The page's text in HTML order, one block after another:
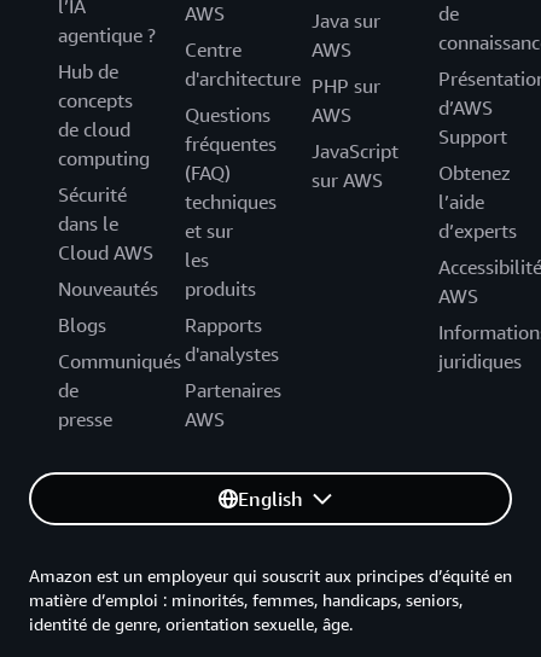
l’IA
agentique ?
Hub de
concepts
de cloud
computing
Sécurité
dans le
Cloud AWS
Nouveautés
Blogs
Communiqués
de
presse
AWS
Centre
d'architecture
Questions
fréquentes
(FAQ)
techniques
et sur
les
produits
Rapports
d'analystes
Partenaires
AWS
Java sur
AWS
PHP sur
AWS
JavaScript
sur AWS
de
d’AWS
Support
Obtenez
l’aide
d’experts
Accessibilité
AWS
juridiques
English
Amazon est un employeur qui souscrit aux principes d’équité en
matière d’emploi : minorités, femmes, handicaps, seniors,
identité de genre, orientation sexuelle, âge.